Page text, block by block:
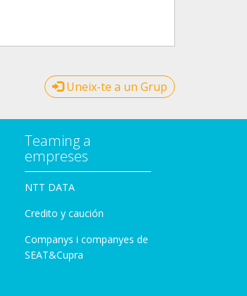
Uneix-te a un Grup
Teaming a
empreses
NTT DATA
Credito y caución
Companys i companyes de
SEAT&Cupra